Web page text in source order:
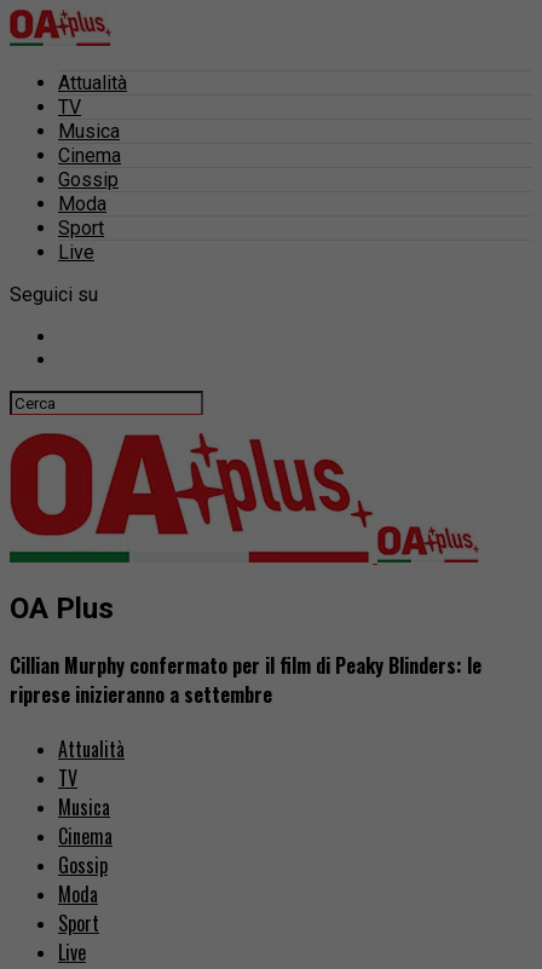
Attualità
TV
Musica
Cinema
Gossip
Moda
Sport
Live
Seguici su
OA Plus
Cillian Murphy confermato per il film di Peaky Blinders: le
riprese inizieranno a settembre
Attualità
TV
Musica
Cinema
Gossip
Moda
Sport
Live